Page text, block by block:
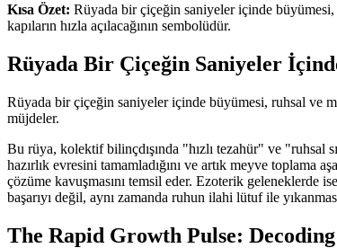
Kısa Özet: Rüyada bir çiçeğin saniyeler içinde
kapıların hızla açılacağının sembolüdür.
Rüyada Bir Çiçeğin Saniyeler
Rüyada bir çiçeğin saniyeler içinde büyümesi, ruhsal ve
müjdeler.
Bu rüya, kolektif bilinçdışında "hızlı tezahür" ve "ruhsal
hazırlık evresini tamamladığını ve artık meyve toplama
çözüme kavuşmasını temsil eder. Ezoterik geleneklerde
başarıyı değil, aynı zamanda ruhun ilahi lütuf ile
The Rapid Growth Pulse: